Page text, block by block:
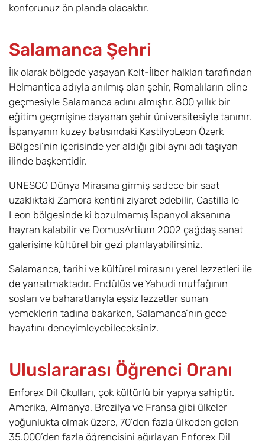
konforunuz ön planda olacaktır.
Salamanca Şehri
İlk olarak bölgede yaşayan Kelt-İlber halkları tarafından
Helmantica adıyla anılmış olan şehir, Romalıların eline
geçmesiyle Salamanca adını almıştır. 800 yıllık bir
eğitim geçmişine dayanan şehir üniversitesiyle tanınır.
İspanyanın kuzey batısındaki KastilyoLeon Özerk
Bölgesi’nin içerisinde yer aldığı gibi aynı adı taşıyan
ilinde başkentidir.
UNESCO Dünya Mirasına girmiş sadece bir saat
uzaklıktaki Zamora kentini ziyaret edebilir, Castilla le
Leon bölgesinde ki bozulmamış İspanyol aksanına
hayran kalabilir ve DomusArtium 2002 çağdaş sanat
galerisine kültürel bir gezi planlayabilirsiniz.
Salamanca, tarihi ve kültürel mirasını yerel lezzetleri ile
de yansıtmaktadır. Endülüs ve Yahudi mutfağının
sosları ve baharatlarıyla eşsiz lezzetler sunan
yemeklerin tadına bakarken, Salamanca’nın gece
hayatını deneyimleyebileceksiniz.
Uluslararası Öğrenci Oranı
Enforex Dil Okulları, çok kültürlü bir yapıya sahiptir.
Amerika, Almanya, Brezilya ve Fransa gibi ülkeler
yoğunlukta olmak üzere, 70’den fazla ülkeden gelen
35.000’den fazla öğrencisini ağırlayan Enforex Dil